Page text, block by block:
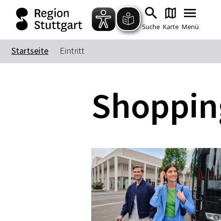
Suche Karte Menü
Startseite Eintritt